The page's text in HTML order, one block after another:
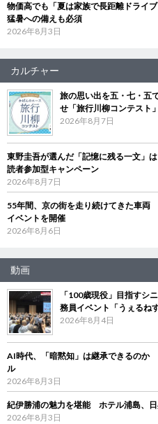
物価高でも「夏は家族で長距離ドライ
猛暑への備えも必須
2026年8月3日
カルチャー
旅の思い出を五・七・五
せ「旅行川柳コンテスト
2026年8月7日
東野圭吾が選んだ「記憶に残る一文」
読者参加型キャンペーン
2026年8月7日
55年間、京の街を走り続けてきた車
イベントを開催
2026年8月6日
動画
「100歳現役」目指す
務員イベント「うぇるね
2026年8月4日
AI時代、「暗黙知」は継承できるのか
ル
2026年8月3日
紀伊勝浦の魅力を堪能 ホテル浦島、
2026年8月3日